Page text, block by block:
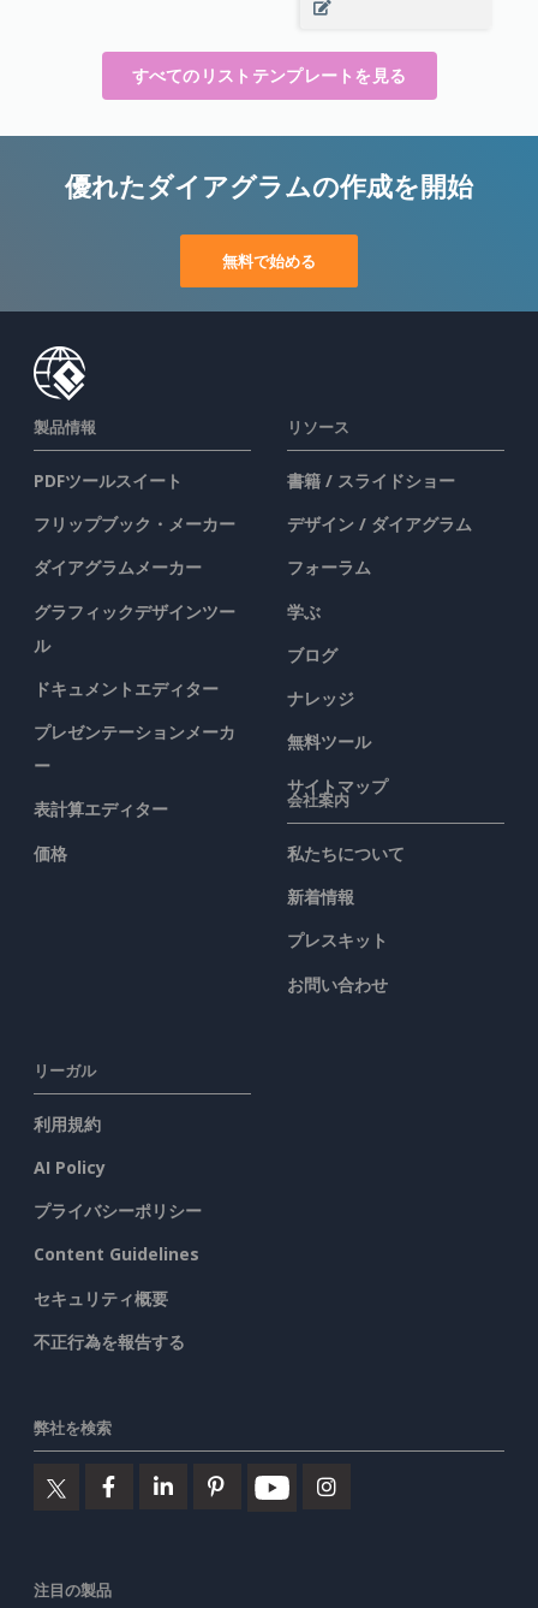
すべてのリストテンプレートを見る
優れたダイアグラムの作成を開始
無料で始める
製品情報
PDFツールスイート
フリップブック・メーカー
ダイアグラムメーカー
グラフィックデザインツー
ル
ドキュメントエディター
プレゼンテーションメーカ
ー
表計算エディター
価格
リソース
書籍 / スライドショー
デザイン / ダイアグラム
フォーラム
学ぶ
ブログ
ナレッジ
無料ツール
サイトマップ
会社案内
私たちについて
新着情報
プレスキット
お問い合わせ
リーガル
利用規約
AI Policy
プライバシーポリシー
Content Guidelines
セキュリティ概要
不正行為を報告する
弊社を検索
注目の製品